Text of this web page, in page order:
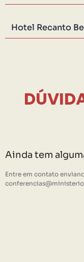
Hotel Recanto
Ainda tem
Entre em contato